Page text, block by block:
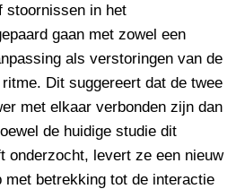
stoornissen in het
gaan met zowel een
als verstoringen van de
Dit suggereert dat de twee
met elkaar verbonden zijn dan
de huidige studie dit
onderzocht, levert ze een nieuw
betrekking tot de interactie